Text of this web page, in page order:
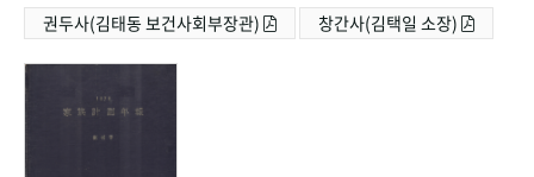
권두사(김태동 보건사회부장관)
창간사(김택일 소장)